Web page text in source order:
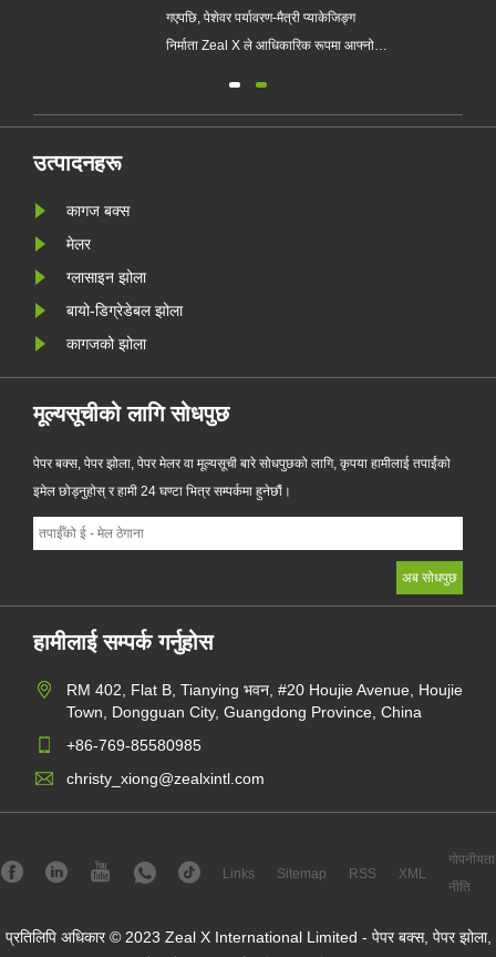
गएपछि, पेशेवर पर्यावरण-मैत्री प्याकेजिङ्ग
निर्माता Zeal X ले आधिकारिक रूपमा आफ्नो
झोलाहरूको प्रिमियम विकल्पको रूपमा डिजाइन
उत्पादनहरू
कागज बक्स
मेलर
ग्लासाइन झोला
बायो-डिग्रेडेबल झोला
कागजको झोला
मूल्यसूचीको लागि सोधपुछ
पेपर बक्स, पेपर झोला, पेपर मेलर वा मूल्यसूची बारे सोधपुछको लागि, कृपया हामीलाई तपाईंको
इमेल छोड्नुहोस् र हामी 24 घण्टा भित्र सम्पर्कमा हुनेछौं।
हामीलाई सम्पर्क गर्नुहोस
RM 402, Flat B, Tianying भवन, #20 Houjie Avenue, Houjie
Town, Dongguan City, Guangdong Province, China
+86-769-85580985
christy_xiong@zealxintl.com
Links Sitemap RSS XML
गोपनीयता
नीति
प्रतिलिपि अधिकार © 2023 Zeal X International Limited - पेपर बक्स, पेपर झोला,